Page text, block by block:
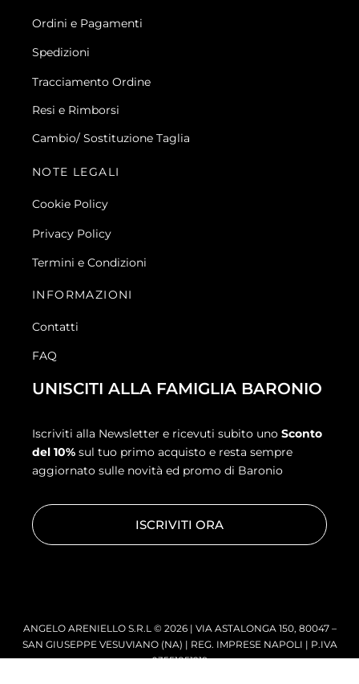
Ordini e Pagamenti
Spedizioni
Tracciamento Ordine
Resi e Rimborsi
Cambio/ Sostituzione Taglia
NOTE LEGALI
Cookie Policy
Privacy Policy
Termini e Condizioni
INFORMAZIONI
Contatti
FAQ
UNISCITI ALLA FAMIGLIA BARONIO
Iscriviti alla Newsletter e ricevuti subito uno Sconto
del 10% sul tuo primo acquisto e resta sempre
aggiornato sulle novità ed promo di Baronio
ISCRIVITI ORA
ANGELO ARENIELLO S.R.L © 2026 | VIA ASTALONGA 150, 80047 –
SAN GIUSEPPE VESUVIANO (NA) | REG. IMPRESE NAPOLI | P.IVA
03551851219